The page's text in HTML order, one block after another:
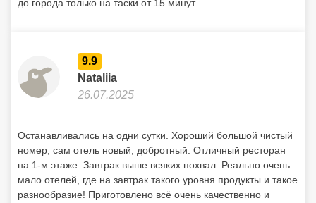
до города только на таски от 15 минут .
9.9
Nataliia
26.07.2025
Останавливались на одни сутки. Хороший большой чистый
номер, сам отель новый, добротный. Отличный ресторан
на 1-м этаже. Завтрак выше всяких похвал. Реально очень
мало отелей, где на завтрак такого уровня продукты и такое
разнообразие! Приготовлено всё очень качественно и